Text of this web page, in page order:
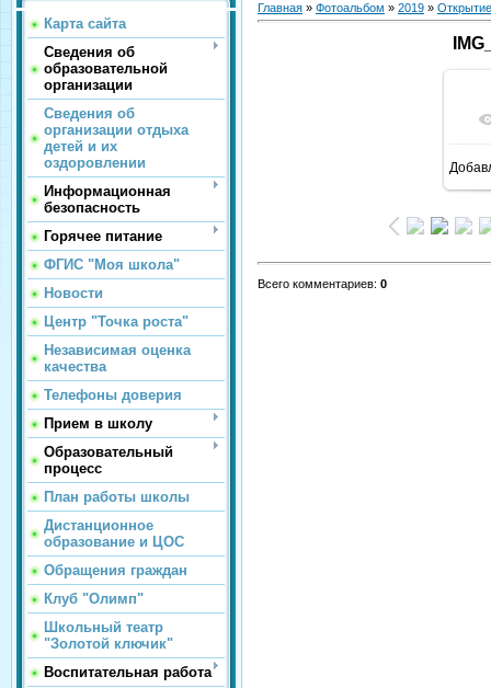
Карта сайта
Сведения об
образовательной
организации
Сведения об
организации отдыха
детей и их
оздоровлении
Информационная
безопасность
Горячее питание
ФГИС "Моя школа"
Новости
Центр "Точка роста"
Независимая оценка
качества
Телефоны доверия
Прием в школу
Образовательный
процесс
План работы школы
Дистанционное
образование и ЦОС
Обращения граждан
Клуб "Олимп"
Школьный театр
"Золотой ключик"
Воспитательная работа
Главная » Фотоальбом » 2019 »
Всего комментариев: 0